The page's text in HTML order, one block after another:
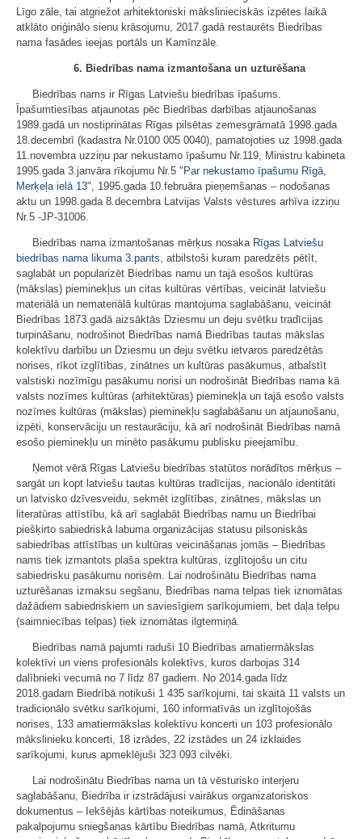
Līgo zāle, tai atgriežot arhitektoniski mākslinieciskās izpētes laikā
atklāto oriģinālo sienu krāsojumu, 2017.gadā restaurēts Biedrības
nama fasādes ieejas portāls un Kamīnzāle.
6. Biedrības nama izmantošana un uzturēšana
Biedrības nams ir Rīgas Latviešu biedrības īpašums.
Īpašumtiesības atjaunotas pēc Biedrības darbības atjaunošanas
1989.gadā un nostiprinātas Rīgas pilsētas zemesgrāmatā 1998.gada
18.decembrī (kadastra Nr.0100 005 0040), pamatojoties uz 1998.gada
11.novembra uzziņu par nekustamo īpašumu Nr.119, Ministru kabineta
1995.gada 3.janvāra rīkojumu Nr.5 " Par nekustamo īpašumu Rīgā,
Merķeļa ielā 13", 1995.gada 10.februāra pieņemšanas – nodošanas
aktu un 1998.gada 8.decembra Latvijas Valsts vēstures arhīva izziņu
Nr.5 -JP-31006.
Biedrības nama izmantošanas mērķus nosaka Rīgas Latviešu
biedrības nama likuma 3.pants, atbilstoši kuram paredzēts pētīt,
saglabāt un popularizēt Biedrības namu un tajā esošos kultūras
(mākslas) pieminekļus un citas kultūras vērtības, veicināt latviešu
materiālā un nemateriālā kultūras mantojuma saglabāšanu, veicināt
Biedrības 1873.gadā aizsāktās Dziesmu un deju svētku tradīcijas
turpināšanu, nodrošinot Biedrības namā Biedrības tautas mākslas
kolektīvu darbību un Dziesmu un deju svētku ietvaros paredzētās
norises, rīkot izglītības, zinātnes un kultūras pasākumus, atbalstīt
valstiski nozīmīgu pasākumu norisi un nodrošināt Biedrības nama kā
valsts nozīmes kultūras (arhitektūras) pieminekļa un tajā esošo valsts
nozīmes kultūras (mākslas) pieminekļu saglabāšanu un atjaunošanu,
izpēti, konservāciju un restaurāciju, kā arī nodrošināt Biedrības namā
esošo pieminekļu un minēto pasākumu publisku pieejamību.
Ņemot vērā Rīgas Latviešu biedrības statūtos norādītos mērķus –
sargāt un kopt latviešu tautas kultūras tradīcijas, nacionālo identitāti
un latvisko dzīvesveidu, sekmēt izglītības, zinātnes, mākslas un
literatūras attīstību, kā arī saglabāt Biedrības namu un Biedrībai
piešķirto sabiedriskā labuma organizācijas statusu pilsoniskās
sabiedrības attīstības un kultūras veicināšanas jomās – Biedrības
nams tiek izmantots plaša spektra kultūras, izglītojošu un citu
sabiedrisku pasākumu norisēm. Lai nodrošinātu Biedrības nama
uzturēšanas izmaksu segšanu, Biedrības nama telpas tiek iznomātas
dažādiem sabiedriskiem un saviesīgiem sarīkojumiem, bet daļa telpu
(saimniecības telpas) tiek iznomātas ilgtermiņā.
Biedrības namā pajumti raduši 10 Biedrības amatiermākslas
kolektīvi un viens profesionāls kolektīvs, kuros darbojas 314
dalībnieki vecumā no 7 līdz 87 gadiem. No 2014.gada līdz
2018.gadam Biedrībā notikuši 1 435 sarīkojumi, tai skaitā 11 valsts un
tradicionālo svētku sarīkojumi, 160 informatīvās un izglītojošās
norises, 133 amatiermākslas kolektīvu koncerti un 103 profesionālo
mākslinieku koncerti, 18 izrādes, 22 izstādes un 24 izklaides
sarīkojumi, kurus apmeklējuši 323 093 cilvēki.
Lai nodrošinātu Biedrības nama un tā vēsturisko interjeru
saglabāšanu, Biedrība ir izstrādājusi vairākus organizatoriskos
dokumentus – Iekšējās kārtības noteikumus, Ēdināšanas
pakalpojumu sniegšanas kārtību Biedrības namā, Atkritumu